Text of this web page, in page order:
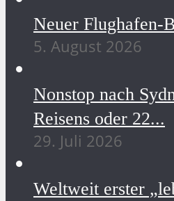
Neuer Flughafen-
5. August 2026
Nonstop nach
Reisens oder 22...
29. Juli 2026
Weltweit erster